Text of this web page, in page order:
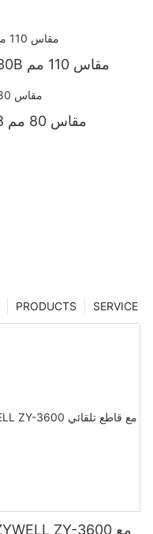
طابعة ملصقات محمولة Zy-M430B مقاس 110 مم
طابعة ملصقات حرارية Zy-3608 مقاس 80 مم
SERVICE
PRODUCTS